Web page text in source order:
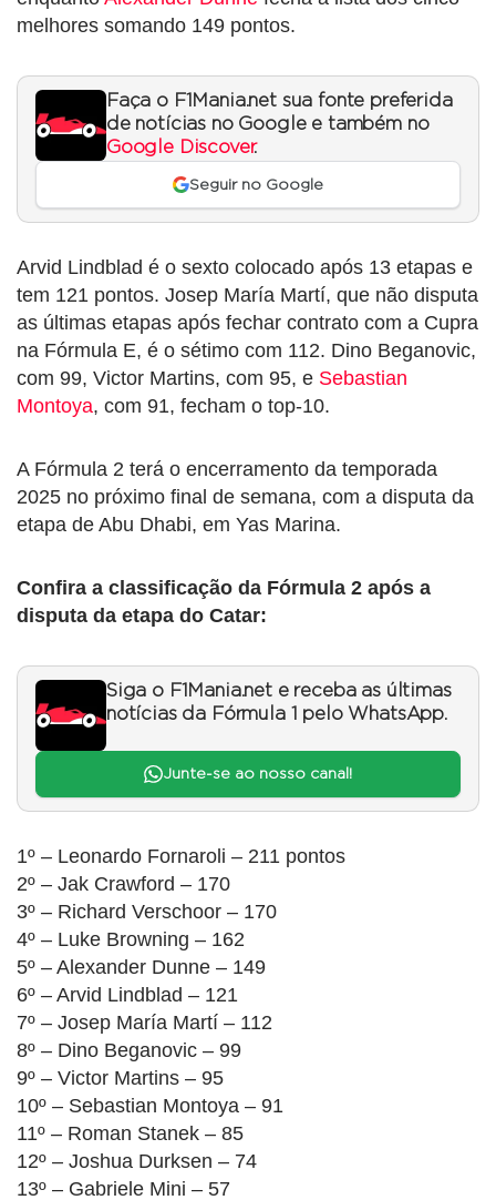
melhores somando 149 pontos.
Faça o F1Mania.net sua fonte preferida
de notícias no Google e também no
Google Discover.
Seguir no Google
Arvid Lindblad é o sexto colocado após 13 etapas e
tem 121 pontos. Josep María Martí, que não disputa
as últimas etapas após fechar contrato com a Cupra
na Fórmula E, é o sétimo com 112. Dino Beganovic,
com 99, Victor Martins, com 95, e Sebastian
Montoya, com 91, fecham o top-10.
A Fórmula 2 terá o encerramento da temporada
2025 no próximo final de semana, com a disputa da
etapa de Abu Dhabi, em Yas Marina.
Confira a classificação da Fórmula 2 após a
disputa da etapa do Catar:
Siga o F1Mania.net e receba as últimas
notícias da Fórmula 1 pelo WhatsApp.
Junte-se ao nosso canal!
1º – Leonardo Fornaroli – 211 pontos
2º – Jak Crawford – 170
3º – Richard Verschoor – 170
4º – Luke Browning – 162
5º – Alexander Dunne – 149
6º – Arvid Lindblad – 121
7º – Josep María Martí – 112
8º – Dino Beganovic – 99
9º – Victor Martins – 95
10º – Sebastian Montoya – 91
11º – Roman Stanek – 85
12º – Joshua Durksen – 74
13º – Gabriele Mini – 57